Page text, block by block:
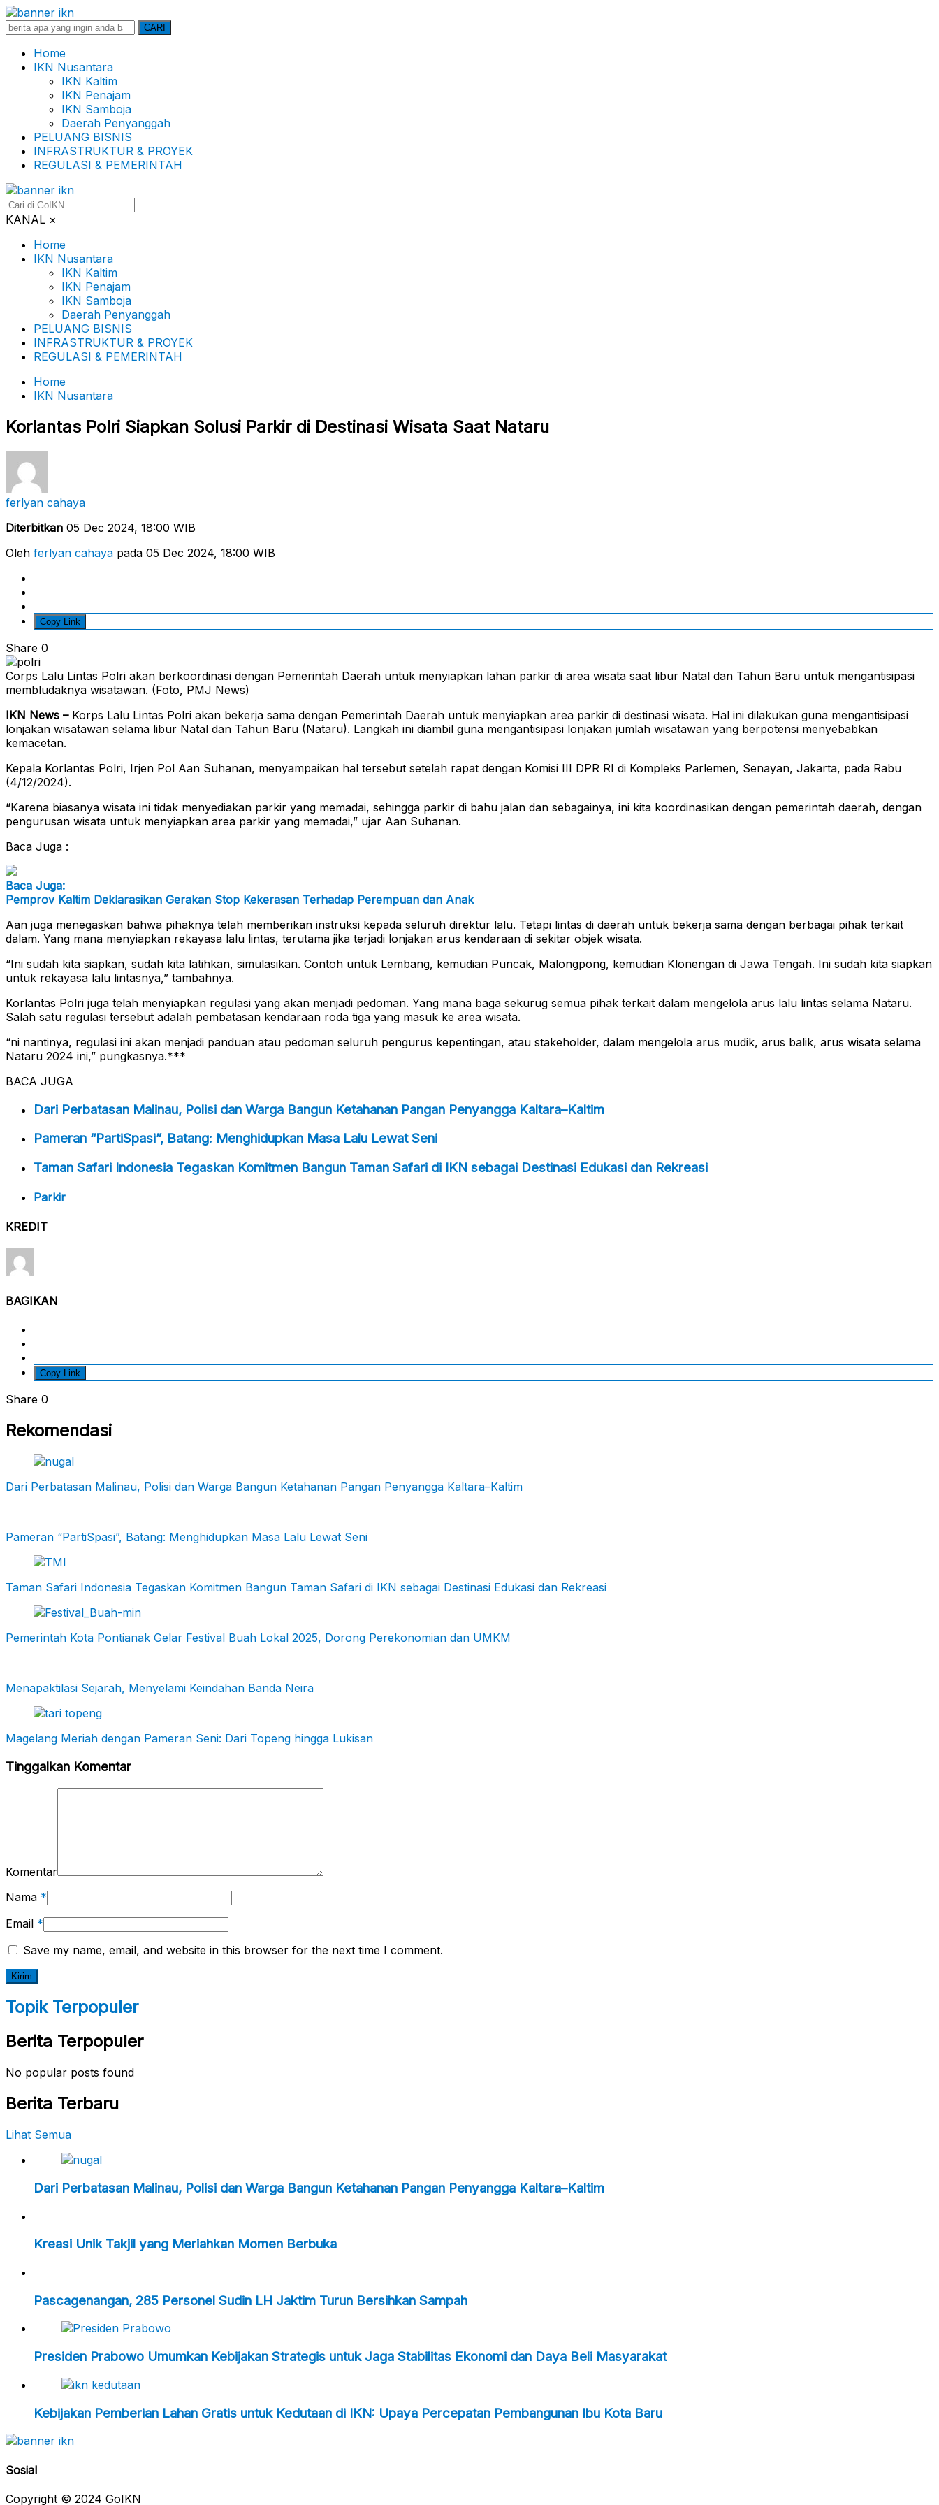
Search
CARI
Home
IKN Nusantara
IKN Kaltim
IKN Penajam
IKN Samboja
Daerah Penyanggah
PELUANG BISNIS
INFRASTRUKTUR & PROYEK
REGULASI & PEMERINTAH
KANAL ×
Home
IKN Nusantara
IKN Kaltim
IKN Penajam
IKN Samboja
Daerah Penyanggah
PELUANG BISNIS
INFRASTRUKTUR & PROYEK
REGULASI & PEMERINTAH
Home
IKN Nusantara
Korlantas Polri Siapkan Solusi Parkir di Destinasi Wisata Saat Nataru
ferlyan cahaya
Diterbitkan 05 Dec 2024, 18:00 WIB
Oleh ferlyan cahaya pada 05 Dec 2024, 18:00 WIB
Copy Link
Share 0
Corps Lalu Lintas Polri akan berkoordinasi dengan Pemerintah Daerah untuk menyiapkan lahan parkir di area wisata saat libur Natal dan Tahun Baru untuk mengantisipasi
membludaknya wisatawan. (Foto, PMJ News)
IKN News –Korps Lalu Lintas Polri akan bekerja sama dengan Pemerintah Daerah untuk menyiapkan area parkir di destinasi wisata. Hal ini dilakukan guna mengantisipasi
lonjakan wisatawan selama libur Natal dan Tahun Baru (Nataru). Langkah ini diambil guna mengantisipasi lonjakan jumlah wisatawan yang berpotensi menyebabkan
kemacetan.
Kepala Korlantas Polri, Irjen Pol Aan Suhanan, menyampaikan hal tersebut setelah rapat dengan Komisi III DPR RI di Kompleks Parlemen, Senayan, Jakarta, pada Rabu
(4/12/2024).
“Karena biasanya wisata ini tidak menyediakan parkir yang memadai, sehingga parkir di bahu jalan dan sebagainya, ini kita koordinasikan dengan pemerintah daerah, dengan
pengurusan wisata untuk menyiapkan area parkir yang memadai,” ujar Aan Suhanan.
Baca Juga :
Baca Juga:
Pemprov Kaltim Deklarasikan Gerakan Stop Kekerasan Terhadap Perempuan dan Anak
Aan juga menegaskan bahwa pihaknya telah memberikan instruksi kepada seluruh direktur lalu. Tetapi lintas di daerah untuk bekerja sama dengan berbagai pihak terkait
dalam. Yang mana menyiapkan rekayasa lalu lintas, terutama jika terjadi lonjakan arus kendaraan di sekitar objek wisata.
“Ini sudah kita siapkan, sudah kita latihkan, simulasikan. Contoh untuk Lembang, kemudian Puncak, Malongpong, kemudian Klonengan di Jawa Tengah. Ini sudah kita siapkan
untuk rekayasa lalu lintasnya,” tambahnya.
Korlantas Polri juga telah menyiapkan regulasi yang akan menjadi pedoman. Yang mana baga sekurug semua pihak terkait dalam mengelola arus lalu lintas selama Nataru.
Salah satu regulasi tersebut adalah pembatasan kendaraan roda tiga yang masuk ke area wisata.
“ni nantinya, regulasi ini akan menjadi panduan atau pedoman seluruh pengurus kepentingan, atau stakeholder, dalam mengelola arus mudik, arus balik, arus wisata selama
Nataru 2024 ini,” pungkasnya.***
BACA JUGA
Dari Perbatasan Malinau, Polisi dan Warga Bangun Ketahanan Pangan Penyangga Kaltara–Kaltim
Pameran “PartiSpasi”, Batang: Menghidupkan Masa Lalu Lewat Seni
Taman Safari Indonesia Tegaskan Komitmen Bangun Taman Safari di IKN sebagai Destinasi Edukasi dan Rekreasi
Parkir
KREDIT
BAGIKAN
Copy Link
Share 0
Rekomendasi
Dari Perbatasan Malinau, Polisi dan Warga Bangun Ketahanan Pangan Penyangga Kaltara–Kaltim
Pameran “PartiSpasi”, Batang: Menghidupkan Masa Lalu Lewat Seni
Taman Safari Indonesia Tegaskan Komitmen Bangun Taman Safari di IKN sebagai Destinasi Edukasi dan Rekreasi
Pemerintah Kota Pontianak Gelar Festival Buah Lokal 2025, Dorong Perekonomian dan UMKM
Menapaktilasi Sejarah, Menyelami Keindahan Banda Neira
Magelang Meriah dengan Pameran Seni: Dari Topeng hingga Lukisan
Tinggalkan Komentar
Komentar
Nama *
Email *
Save my name, email, and website in this browser for the next time I comment.
Topik Terpopuler
Berita Terpopuler
No popular posts found
Berita Terbaru
Lihat Semua
Dari Perbatasan Malinau, Polisi dan Warga Bangun Ketahanan Pangan Penyangga Kaltara–Kaltim
Kreasi Unik Takjil yang Meriahkan Momen Berbuka
Pascagenangan, 285 Personel Sudin LH Jaktim Turun Bersihkan Sampah
Presiden Prabowo Umumkan Kebijakan Strategis untuk Jaga Stabilitas Ekonomi dan Daya Beli Masyarakat
Kebijakan Pemberian Lahan Gratis untuk Kedutaan di IKN: Upaya Percepatan Pembangunan Ibu Kota Baru
Sosial
Copyright © 2024 GoIKN